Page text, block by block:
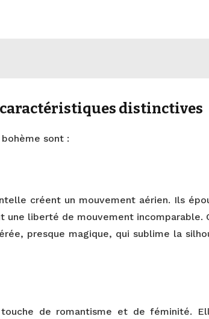
caractéristiques distinctives
sont :
créent un mouvement aérien. Ils
une liberté de mouvement incomparable.
presque magique, qui sublime la
de romantisme et de féminité.